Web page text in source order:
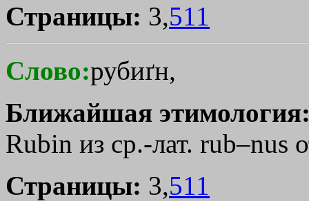
Страницы: 3,511
Слово:рубиґн,
Ближайшая
Rubin из ср.-лат.
Страницы: 3,511